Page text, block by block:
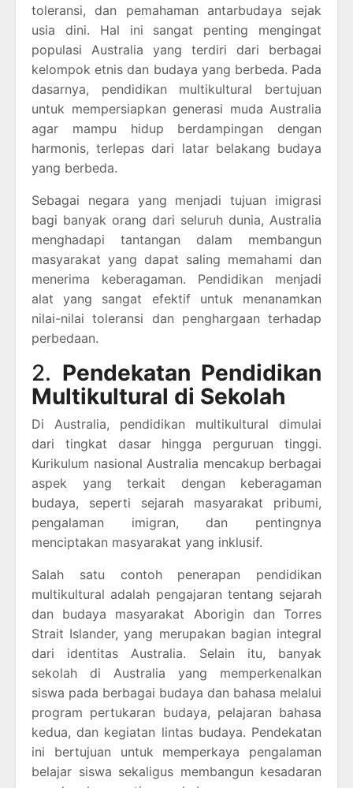
toleransi, dan pemahaman antarbudaya sejak
usia dini. Hal ini sangat penting mengingat
populasi Australia yang terdiri dari berbagai
kelompok etnis dan budaya yang berbeda. Pada
dasarnya, pendidikan multikultural bertujuan
untuk mempersiapkan generasi muda Australia
agar mampu hidup berdampingan dengan
harmonis, terlepas dari latar belakang budaya
yang berbeda.
Sebagai negara yang menjadi tujuan imigrasi
bagi banyak orang dari seluruh dunia, Australia
menghadapi tantangan dalam membangun
masyarakat yang dapat saling memahami dan
menerima keberagaman. Pendidikan menjadi
alat yang sangat efektif untuk menanamkan
nilai-nilai toleransi dan penghargaan terhadap
perbedaan.
2. Pendekatan Pendidikan
Multikultural di Sekolah
Di Australia, pendidikan multikultural dimulai
dari tingkat dasar hingga perguruan tinggi.
Kurikulum nasional Australia mencakup berbagai
aspek yang terkait dengan keberagaman
budaya, seperti sejarah masyarakat pribumi,
pengalaman imigran, dan pentingnya
menciptakan masyarakat yang inklusif.
Salah satu contoh penerapan pendidikan
multikultural adalah pengajaran tentang sejarah
dan budaya masyarakat Aborigin dan Torres
Strait Islander, yang merupakan bagian integral
dari identitas Australia. Selain itu, banyak
sekolah di Australia yang memperkenalkan
siswa pada berbagai budaya dan bahasa melalui
program pertukaran budaya, pelajaran bahasa
kedua, dan kegiatan lintas budaya. Pendekatan
ini bertujuan untuk memperkaya pengalaman
belajar siswa sekaligus membangun kesadaran